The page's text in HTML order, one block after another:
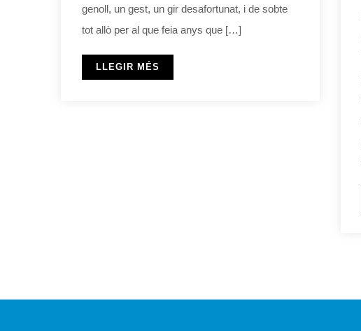
genoll, un gest, un gir desafortunat, i de sobte
tot allò per al que feia anys que […]
LLEGIR MÉS